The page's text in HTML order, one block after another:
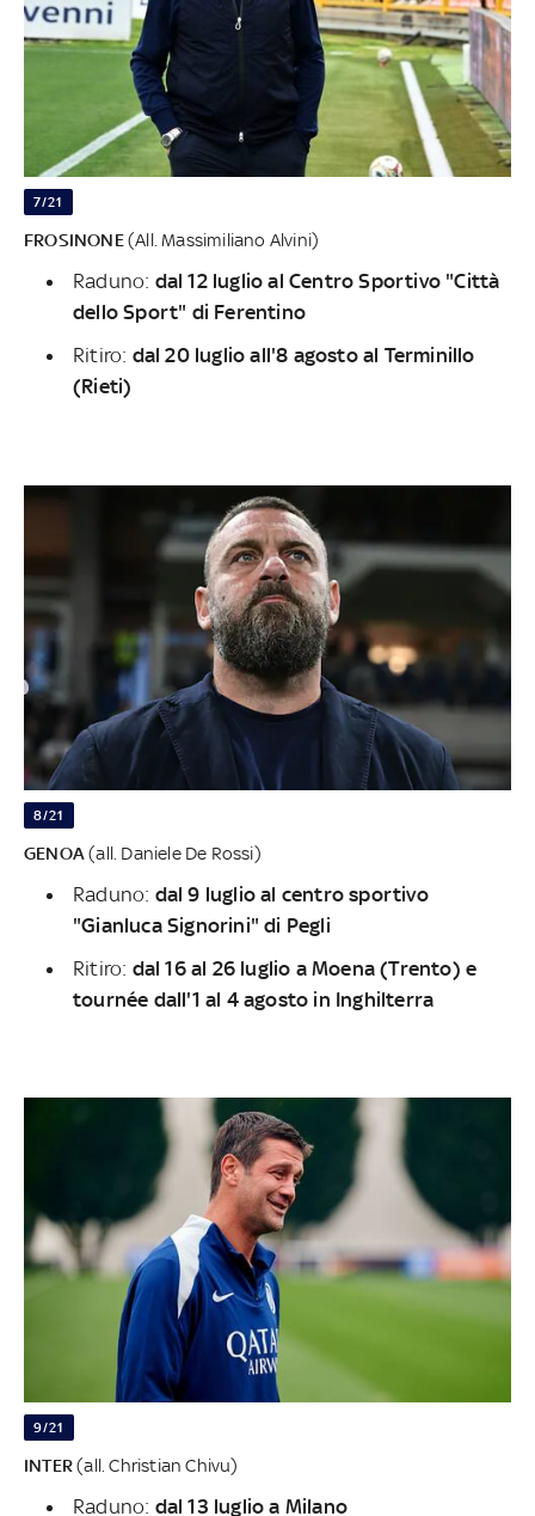
7/21
FROSINONE(All. Massimiliano Alvini)
Raduno: dal 12 luglio al Centro Sportivo "Città
dello Sport" di Ferentino
Ritiro: dal 20 luglio all'8 agosto al Terminillo
(Rieti)
8/21
GENOA (all. Daniele De Rossi)
Raduno: dal 9 luglio al centro sportivo
"Gianluca Signorini" di Pegli
Ritiro: dal 16 al 26 luglio a Moena (Trento) e
tournée dall'1 al 4 agosto in Inghilterra
9/21
INTER(all. Christian Chivu)
Raduno: dal 13 luglio a Milano